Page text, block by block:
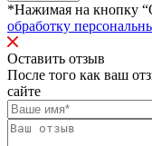
*Нажимая на кнопку
обработку
Оставить отзыв
После того как ваш
сайте